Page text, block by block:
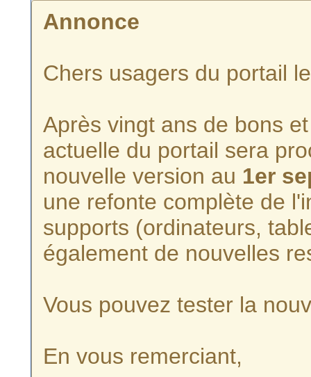
Annonce
Chers usagers du portail
Après vingt ans de bons
actuelle du portail sera
nouvelle version au 1er
une refonte complète de
supports (ordinateurs,
également de nouvelles
Vous pouvez tester la
En vous remerciant,